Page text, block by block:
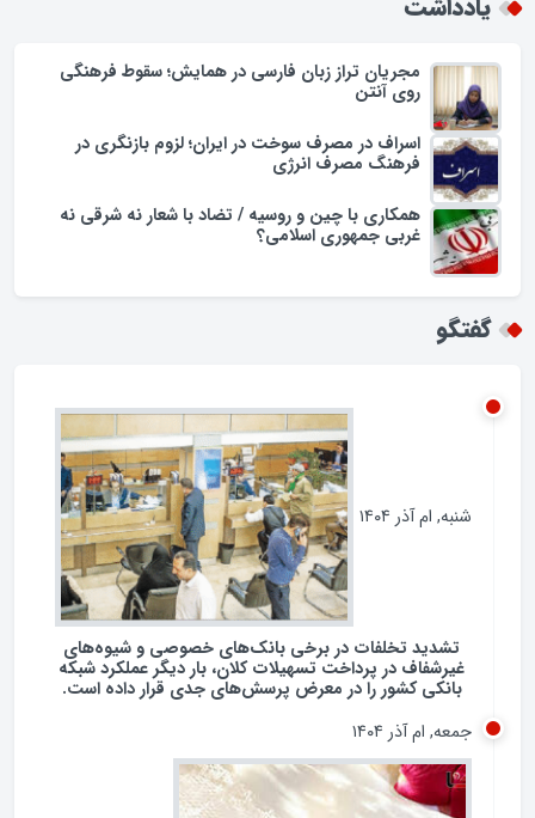
یادداشت
مجریان تراز زبان فارسی در همایش؛ سقوط فرهنگی
اسراف در مصرف سوخت در ایران؛ لزوم بازنگری در
تشدید تخلفات در برخی بانک‌های خصوصی و شیوه‌های
غیرشفاف در پرداخت تسهیلات کلان، بار دیگر عملکرد شبکه
بانکی کشور را در معرض پرسش‌های جدی قرار داده است.